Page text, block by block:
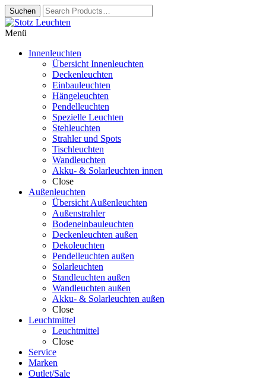
Zur
Navigation
Springe
zum
Menü
Innenleuchten
Übersicht Innenleuchten
Deckenleuchten
Einbauleuchten
Hängeleuchten
Pendelleuchten
Spezielle Leuchten
Stehleuchten
Strahler und Spots
Tischleuchten
Wandleuchten
Akku- & Solarleuchten innen
Close
Außenleuchten
Übersicht Außenleuchten
Außenstrahler
Bodeneinbauleuchten
Deckenleuchten außen
Dekoleuchten
Pendelleuchten außen
Solarleuchten
Standleuchten außen
Wandleuchten außen
Akku- & Solarleuchten außen
Close
Leuchtmittel
Leuchtmittel
Close
Service
Marken
Outlet/Sale